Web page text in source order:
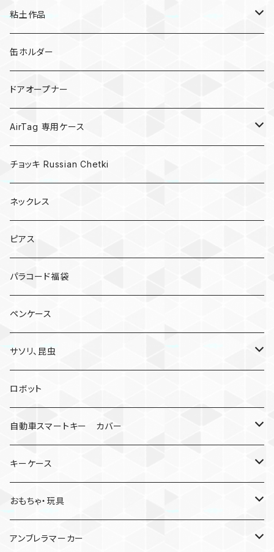
粘土作品
亀
キノコ
缶ホルダー
ドアオープナー
AirTag 専用ケース
AirTagキーリング
チョッキ Russian Chetki
ネックレス
ピアス
パラコード福袋
ペンケース
サソリ、昆虫
サソリ
クモ
ロボット
自動車スマートキー カバー
日産
キーケース
MDF材
おもちゃ・玩具
けん玉
アンブレラマーカー